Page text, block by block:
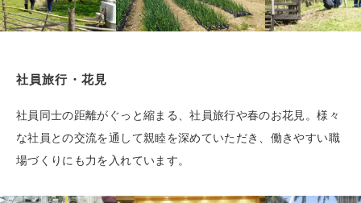
社員旅行・花見
社員同士の距離がぐっと縮まる、社員旅行や春のお花見。様々
な社員との交流を通して親睦を深めていただき、働きやすい職
場づくりにも力を入れています。